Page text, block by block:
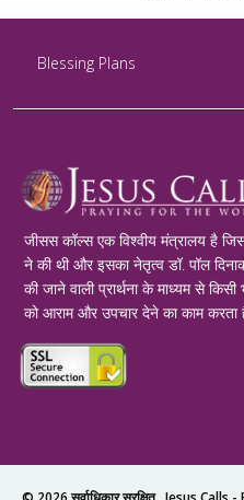
Blessing Plans
जीसस कॉल्स एक विश्वीय मंत्रालय है
ने की थी और इसका नेतृत्व डॉ. पॉल
की जाने वाली प्रार्थना के माध्यम से
को आराम और उपचार देने का काम करता